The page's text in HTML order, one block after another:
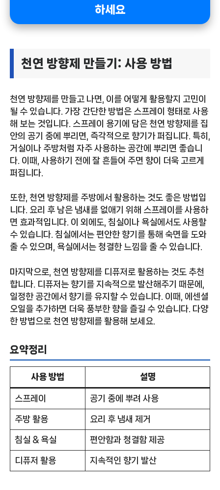
하세요
천연 방향제 만들기: 사용 방법
천연 방향제를 만들고 나면, 이를 어떻게 활용할지 고민이
될 수 있습니다. 가장 간단한 방법은 스프레이 형태로 사용
해 보는 것입니다. 스프레이 용기에 담은 천연 방향제를 집
안의 공기 중에 뿌리면, 즉각적으로 향기가 퍼집니다. 특히,
거실이나 주방처럼 자주 사용하는 공간에 뿌리면 좋습니
다. 이때, 사용하기 전에 잘 흔들어 주면 향이 더욱 고르게
퍼집니다.
또한, 천연 방향제를 주방에서 활용하는 것도 좋은 방법입
니다. 요리 후 남은 냄새를 없애기 위해 스프레이를 사용하
면 효과적입니다. 이 외에도, 침실이나 욕실에서도 사용할
수 있습니다. 침실에서는 편안한 향기를 통해 숙면을 도와
줄 수 있으며, 욕실에서는 청결한 느낌을 줄 수 있습니다.
마지막으로, 천연 방향제를 디퓨저로 활용하는 것도 추천
합니다. 디퓨저는 향기를 지속적으로 발산해주기 때문에,
일정한 공간에서 향기를 유지할 수 있습니다. 이때, 에센셜
오일을 추가하면 더욱 풍부한 향을 즐길 수 있습니다. 다양
한 방법으로 천연 방향제를 활용해 보세요.
요약정리
사용 방법 설명
스프레이 공기 중에 뿌려 사용
주방 활용 요리 후 냄새 제거
침실 & 욕실 편안함과 청결함 제공
디퓨저 활용 지속적인 향기 발산